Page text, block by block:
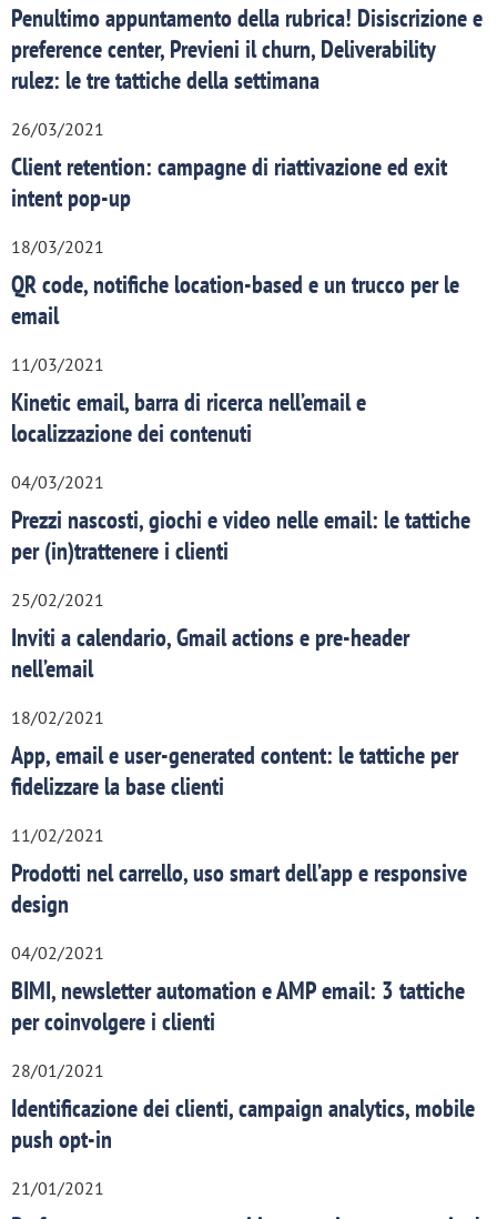
Penultimo appuntamento della rubrica! Disiscrizione e
preference center, Previeni il churn, Deliverability
rulez: le tre tattiche della settimana
26/03/2021
Client retention: campagne di riattivazione ed exit
intent pop-up
18/03/2021
QR code, notifiche location-based e un trucco per le
email
11/03/2021
Kinetic email, barra di ricerca nell’email e
localizzazione dei contenuti
04/03/2021
Prezzi nascosti, giochi e video nelle email: le tattiche
per (in)trattenere i clienti
25/02/2021
Inviti a calendario, Gmail actions e pre-header
nell’email
18/02/2021
App, email e user-generated content: le tattiche per
fidelizzare la base clienti
11/02/2021
Prodotti nel carrello, uso smart dell’app e responsive
design
04/02/2021
BIMI, newsletter automation e AMP email: 3 tattiche
per coinvolgere i clienti
28/01/2021
Identificazione dei clienti, campaign analytics, mobile
push opt-in
21/01/2021